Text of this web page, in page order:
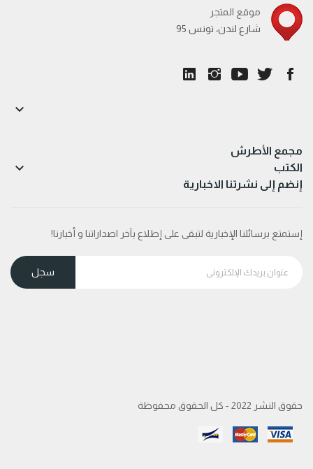
موقع المتجر
95 شارع لندن، تونس
مجمع الأطرش

الكتب 
إنضم إلى نشرتنا الاخبارية
إستمتع برسائلنا الإخبارية لتبقى على إطلاع بآخر اصداراتنا و أخبارنا!
حقوق النشر 2022 - كل الحقوق محفوظة